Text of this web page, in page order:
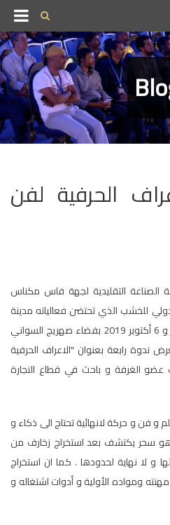
: الاعراف الحرفية لفن
الصناعة التقليدية لجهة فاس مكناس
للخشب الذي تحتضن فعالياته مدينة
مكناس في الفترة ما بين 27شتنبر و 6 أكتوبر 2019 بفضاء صهريج السواني
ندوة رابعة بعنوان "الاعراف الحرفية
عضو الغرفة و باحث في قطاع النجارة
و فن و حركة لانهائية تحتاج الى ذكاء و
سحر يكتشف بعد استخراج زخارف من
و لا نهاية لحدودها . كما ان استخراج
ومواده الأولية و أدوات اشتغاله و